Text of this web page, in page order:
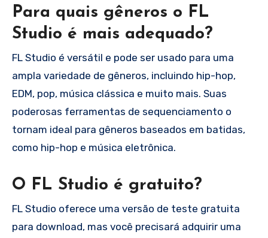
Para quais gêneros o FL
Studio é mais adequado?
FL Studio é versátil e pode ser usado para uma
ampla variedade de gêneros, incluindo hip-hop,
EDM, pop, música clássica e muito mais. Suas
poderosas ferramentas de sequenciamento o
tornam ideal para gêneros baseados em batidas,
como hip-hop e música eletrônica.
O FL Studio é gratuito?
FL Studio oferece uma versão de teste gratuita
para download, mas você precisará adquirir uma